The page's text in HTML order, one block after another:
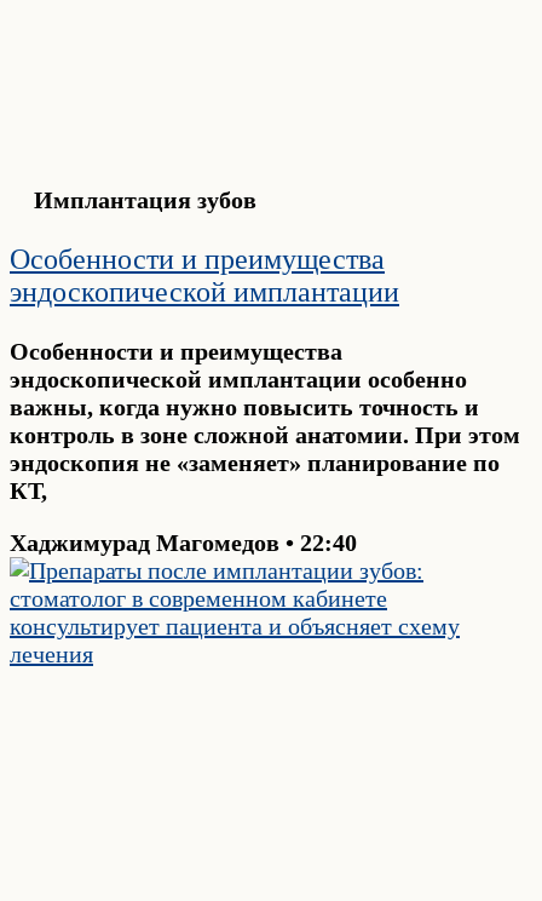
Имплантация зубов
Особенности и преимущества
эндоскопической имплантации
Особенности и преимущества
эндоскопической имплантации особенно
важны, когда нужно повысить точность и
контроль в зоне сложной анатомии. При этом
эндоскопия не «заменяет» планирование по
КТ,
Хаджимурад Магомедов
22:40